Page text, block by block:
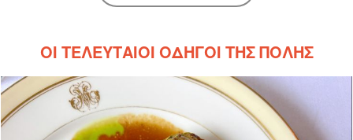
ΟΙ ΤΕΛΕΥΤΑΊΟΙ ΟΔΗΓΟΊ ΤΗΣ ΠΌΛΗΣ